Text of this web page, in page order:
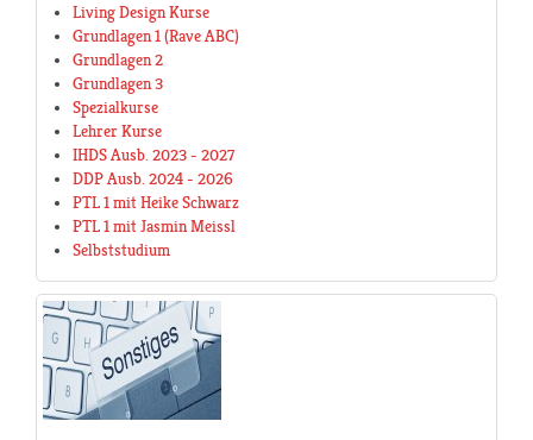
Living Design Kurse
Grundlagen 1 (Rave ABC)
Grundlagen 2
Grundlagen 3
Spezialkurse
Lehrer Kurse
IHDS Ausb. 2023 - 2027
DDP Ausb. 2024 - 2026
PTL 1 mit Heike Schwarz
PTL 1 mit Jasmin Meissl
Selbststudium